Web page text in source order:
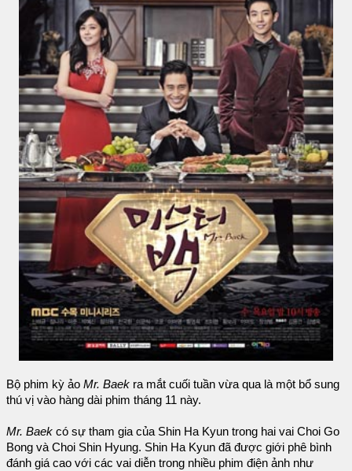
Bộ phim kỳ ảo Mr. Baek ra mắt cuối tuần vừa qua là một bổ sung
thú vị vào hàng dài phim tháng 11 này.
Mr. Baek có sự tham gia của Shin Ha Kyun trong hai vai Choi Go
Bong và Choi Shin Hyung. Shin Ha Kyun đã được giới phê bình
đánh giá cao với các vai diễn trong nhiều phim điện ảnh như